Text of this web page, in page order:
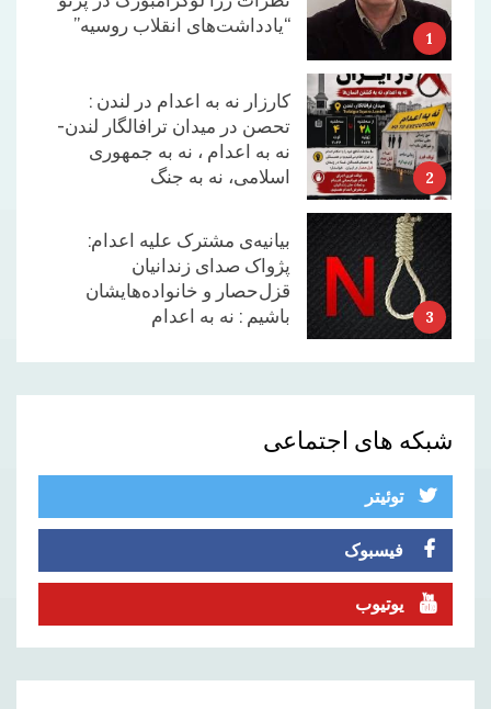
2
نه به اعدام ، نه به جمهوری
اسلامی، نه به جنگ
3
بیانیه‌ی مشترک علیه اعدام:
پژواک صدای زندانیان
قزل‌حصار و خانواده‌هایشان
باشیم : نه به اعدام
4
وظایف نیروهای چپ و
کمونیست در شرایط کنونی
(قسمت سوم )
5
شبکه های اجتماعی
توئیتر
فیسبوک
یوتیوب